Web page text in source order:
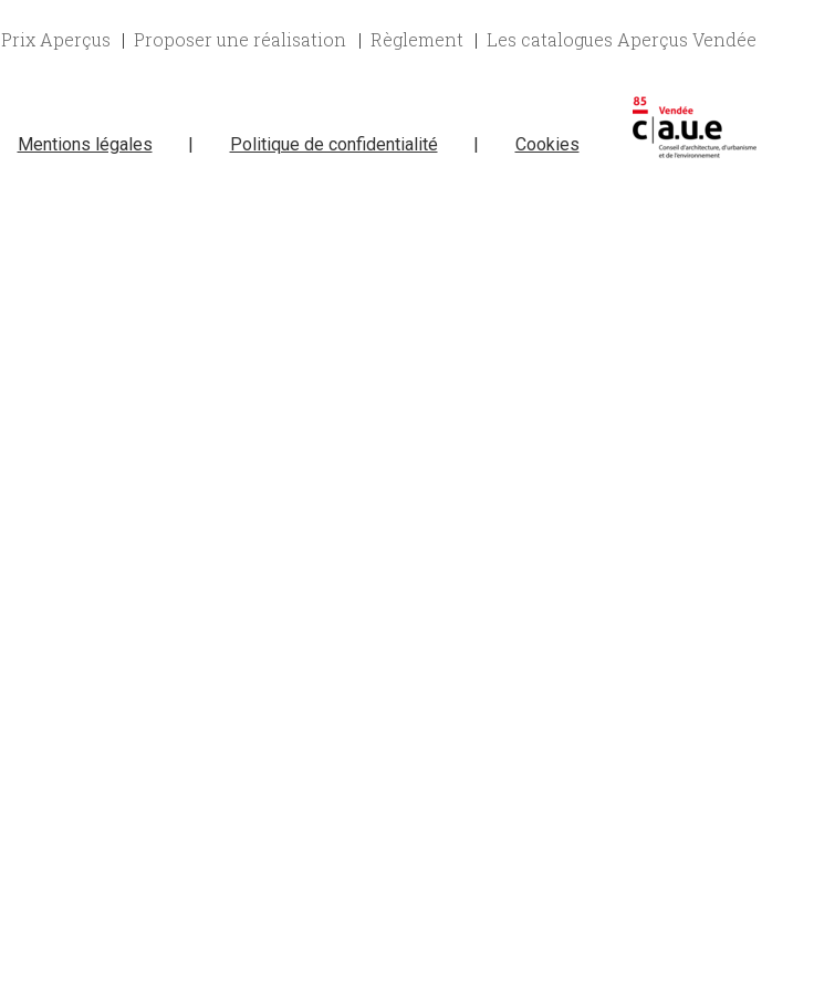
Prix Aperçus Proposer une réalisation Règlement Les catalogues Aperçus Vendée
Mentions légales Politique de confidentialité Cookies